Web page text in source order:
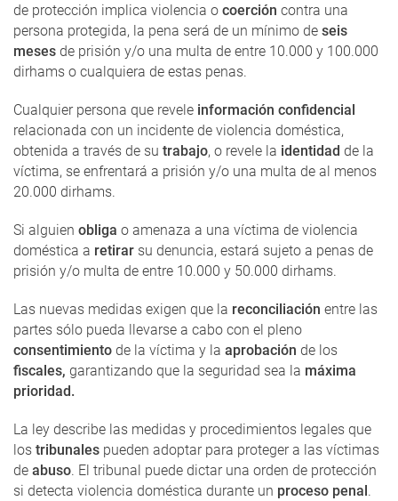
de protección implica violencia o coerción contra una
persona protegida, la pena será de un mínimo de seis
meses de prisión y/o una multa de entre 10.000 y 100.000
dirhams o cualquiera de estas penas.
Cualquier persona que revele información confidencial
relacionada con un incidente de violencia doméstica,
obtenida a través de su trabajo, o revele la identidad de la
víctima, se enfrentará a prisión y/o una multa de al menos
20.000 dirhams.
Si alguien obliga o amenaza a una víctima de violencia
doméstica a retirar su denuncia, estará sujeto a penas de
prisión y/o multa de entre 10.000 y 50.000 dirhams.
Las nuevas medidas exigen que la reconciliación entre las
partes sólo pueda llevarse a cabo con el pleno
consentimiento de la víctima y la aprobación de los
fiscales, garantizando que la seguridad sea la máxima
prioridad.
La ley describe las medidas y procedimientos legales que
los tribunales pueden adoptar para proteger a las víctimas
de abuso. El tribunal puede dictar una orden de protección
si detecta violencia doméstica durante un proceso penal .